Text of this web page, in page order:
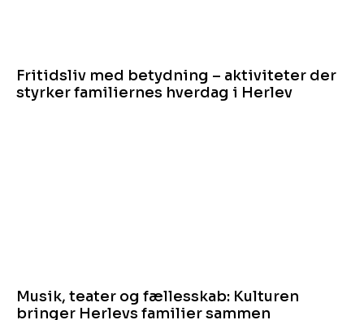
Fritidsliv med betydning – aktiviteter der
styrker familiernes hverdag i Herlev
Musik, teater og fællesskab: Kulturen
bringer Herlevs familier sammen